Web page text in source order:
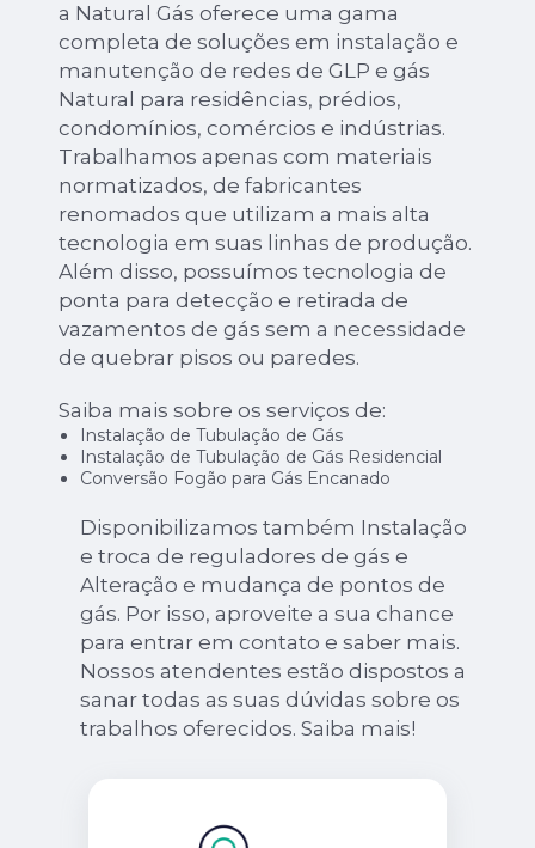
a Natural Gás oferece uma gama
completa de soluções em instalação e
manutenção de redes de GLP e gás
Natural para residências, prédios,
condomínios, comércios e indústrias.
Trabalhamos apenas com materiais
normatizados, de fabricantes
renomados que utilizam a mais alta
tecnologia em suas linhas de produção.
Além disso, possuímos tecnologia de
ponta para detecção e retirada de
vazamentos de gás sem a necessidade
de quebrar pisos ou paredes.
Saiba mais sobre os serviços de:
Instalação de Tubulação de Gás
Instalação de Tubulação de Gás Residencial
Conversão Fogão para Gás Encanado
Disponibilizamos também Instalação
e troca de reguladores de gás e
Alteração e mudança de pontos de
gás. Por isso, aproveite a sua chance
para entrar em contato e saber mais.
Nossos atendentes estão dispostos a
sanar todas as suas dúvidas sobre os
trabalhos oferecidos. Saiba mais!